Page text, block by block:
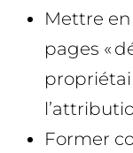
Mettre
pages «
Former